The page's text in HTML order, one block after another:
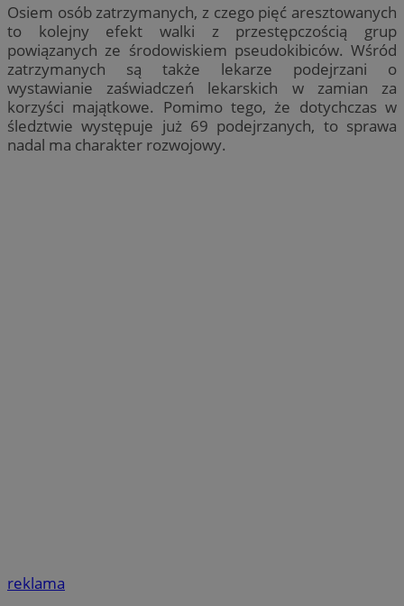
Osiem osób zatrzymanych, z czego pięć aresztowanych
to kolejny efekt walki z przestępczością grup
powiązanych ze środowiskiem pseudokibiców. Wśród
zatrzymanych są także lekarze podejrzani o
wystawianie zaświadczeń lekarskich w zamian za
korzyści majątkowe. Pomimo tego, że dotychczas w
śledztwie występuje już 69 podejrzanych, to sprawa
nadal ma charakter rozwojowy.
reklama